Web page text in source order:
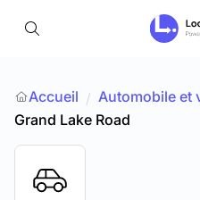
Accueil / Automobile et
Grand Lake Road